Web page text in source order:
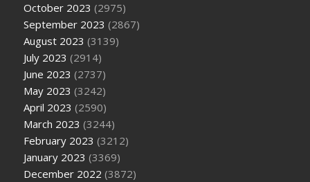
October 2023 (2975)
September 2023 (2867)
August 2023 (3139)
July 2023 (2914)
June 2023 (2737)
May 2023 (3242)
April 2023 (2590)
March 2023 (3244)
February 2023 (3212)
January 2023 (3369)
December 2022 (3872)